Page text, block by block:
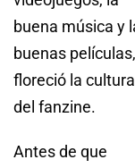
buena música y
buenas
floreció la cultura
del fanzine.
Antes de que